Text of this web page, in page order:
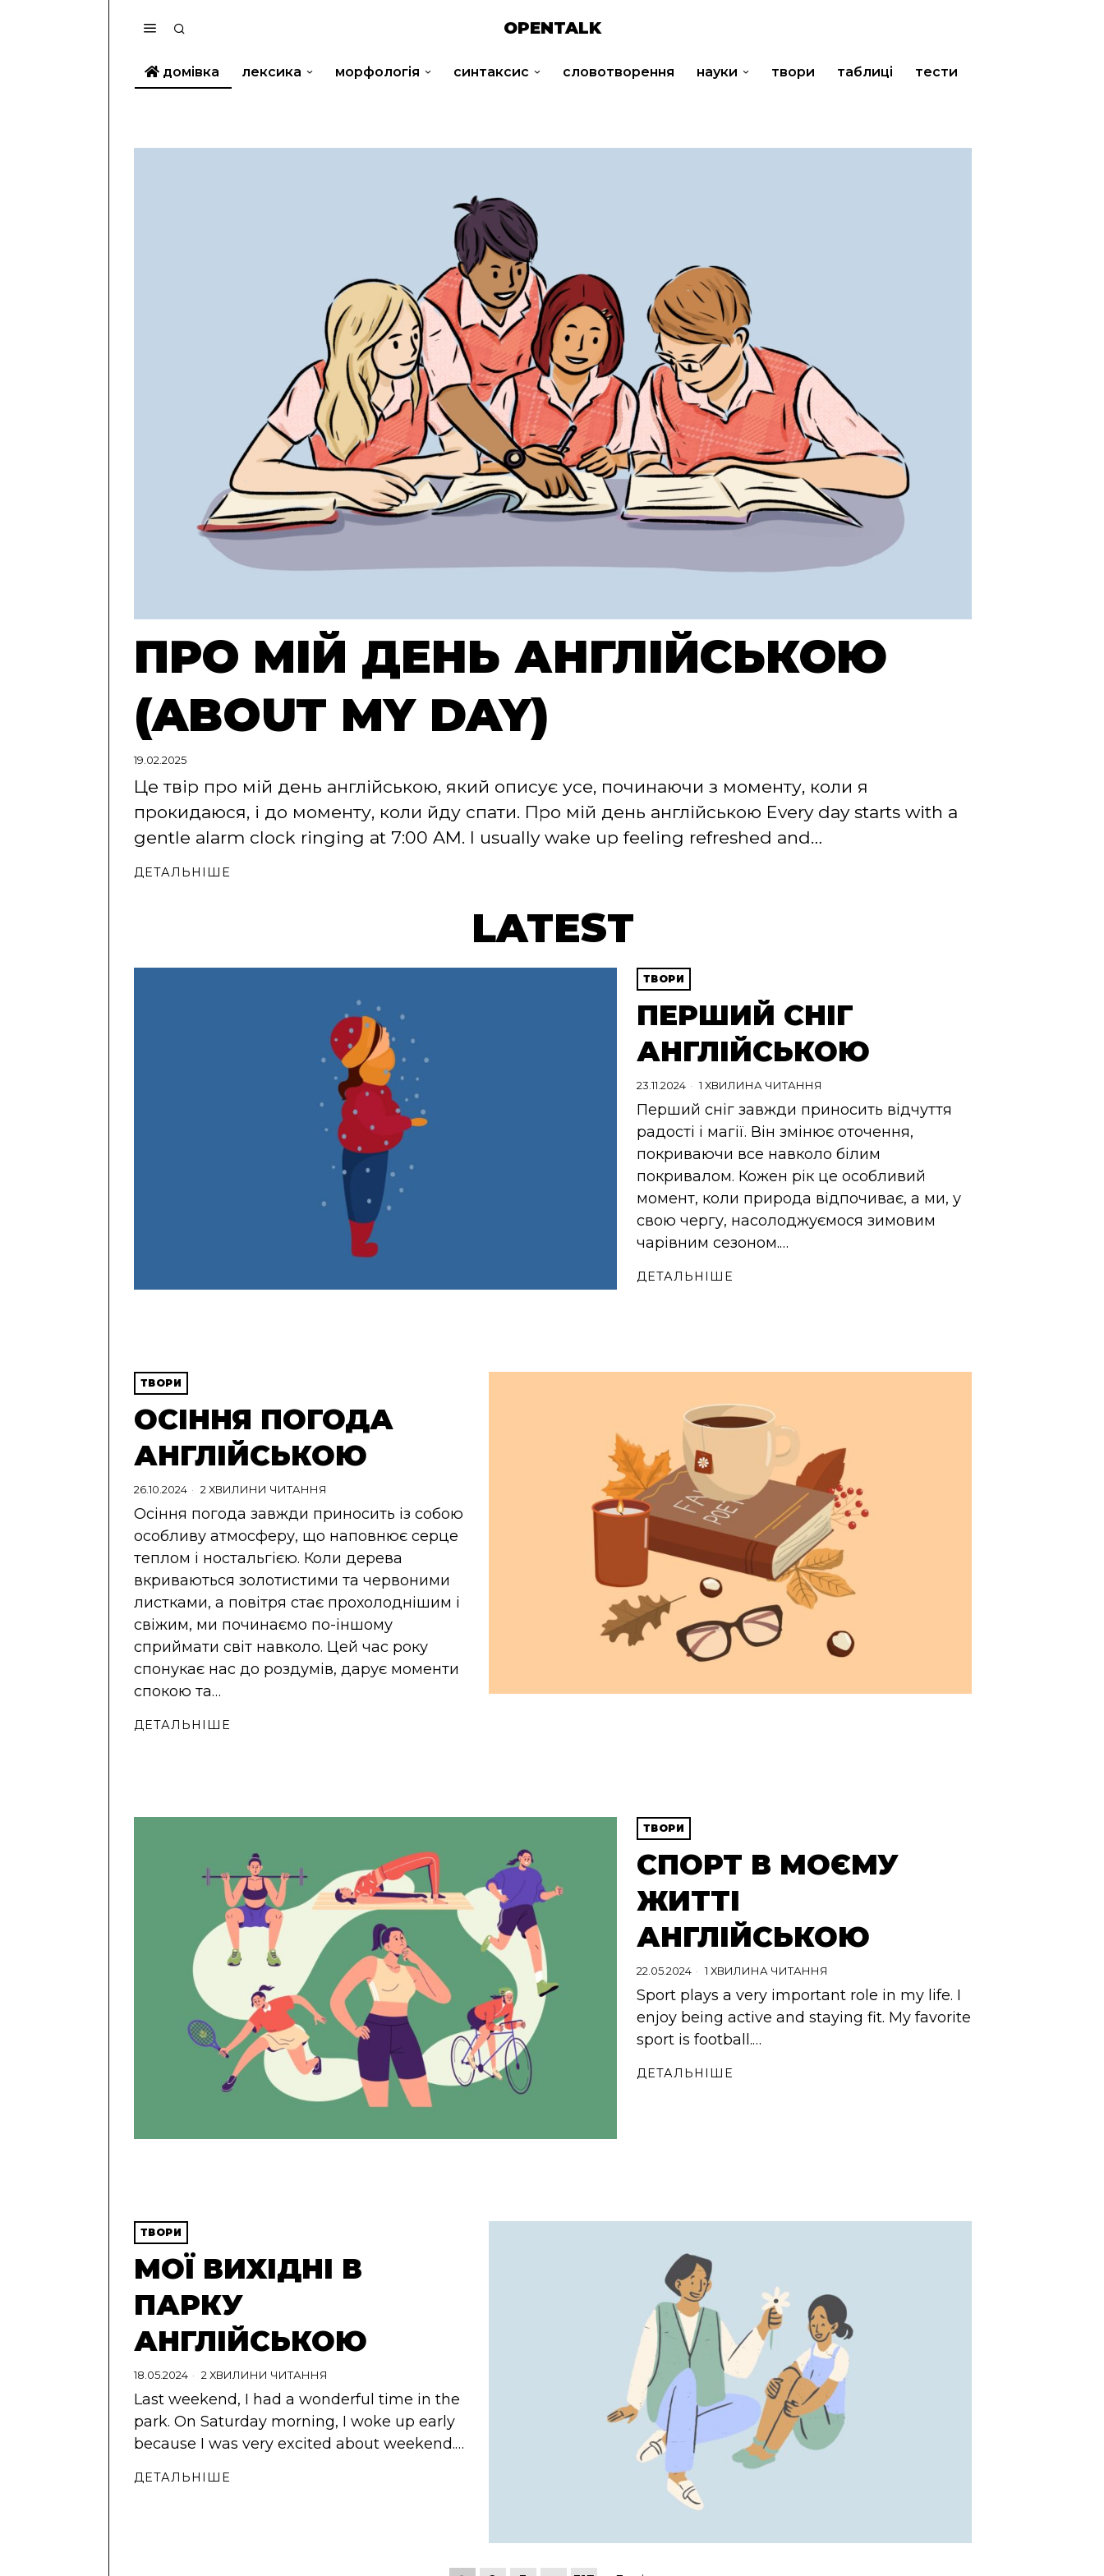
OPENTALK
домівка лексика морфологія синтаксис словотворення науки твори таблиці тести
ПРО МІЙ ДЕНЬ АНГЛІЙСЬКОЮ
(ABOUT MY DAY)
19.02.2025
Це твір про мій день англійською, який описує усе, починаючи з моменту, коли я
прокидаюся, і до моменту, коли йду спати. Про мій день англійською Every day starts with a
gentle alarm clock ringing at 7:00 AM. I usually wake up feeling refreshed and…
ДЕТАЛЬНІШЕ
LATEST
ТВОРИ
ПЕРШИЙ СНІГ
АНГЛІЙСЬКОЮ
23.11.2024 1 ХВИЛИНА ЧИТАННЯ
Перший сніг завжди приносить відчуття
радості і магії. Він змінює оточення,
покриваючи все навколо білим
покривалом. Кожен рік це особливий
момент, коли природа відпочиває, а ми, у
свою чергу, насолоджуємося зимовим
чарівним сезоном.…
ДЕТАЛЬНІШЕ
ТВОРИ
ОСІННЯ ПОГОДА
АНГЛІЙСЬКОЮ
26.10.2024 2 ХВИЛИНИ ЧИТАННЯ
Осіння погода завжди приносить із собою
особливу атмосферу, що наповнює серце
теплом і ностальгією. Коли дерева
вкриваються золотистими та червоними
листками, а повітря стає прохолоднішим і
свіжим, ми починаємо по-іншому
сприймати світ навколо. Цей час року
спонукає нас до роздумів, дарує моменти
спокою та…
ДЕТАЛЬНІШЕ
ТВОРИ
СПОРТ В МОЄМУ
ЖИТТІ
АНГЛІЙСЬКОЮ
22.05.2024 1 ХВИЛИНА ЧИТАННЯ
Sport plays a very important role in my life. I
enjoy being active and staying fit. My favorite
sport is football.…
ДЕТАЛЬНІШЕ
ТВОРИ
МОЇ ВИХІДНІ В
ПАРКУ
АНГЛІЙСЬКОЮ
18.05.2024 2 ХВИЛИНИ ЧИТАННЯ
Last weekend, I had a wonderful time in the
park. On Saturday morning, I woke up early
because I was very excited about weekend.…
ДЕТАЛЬНІШЕ